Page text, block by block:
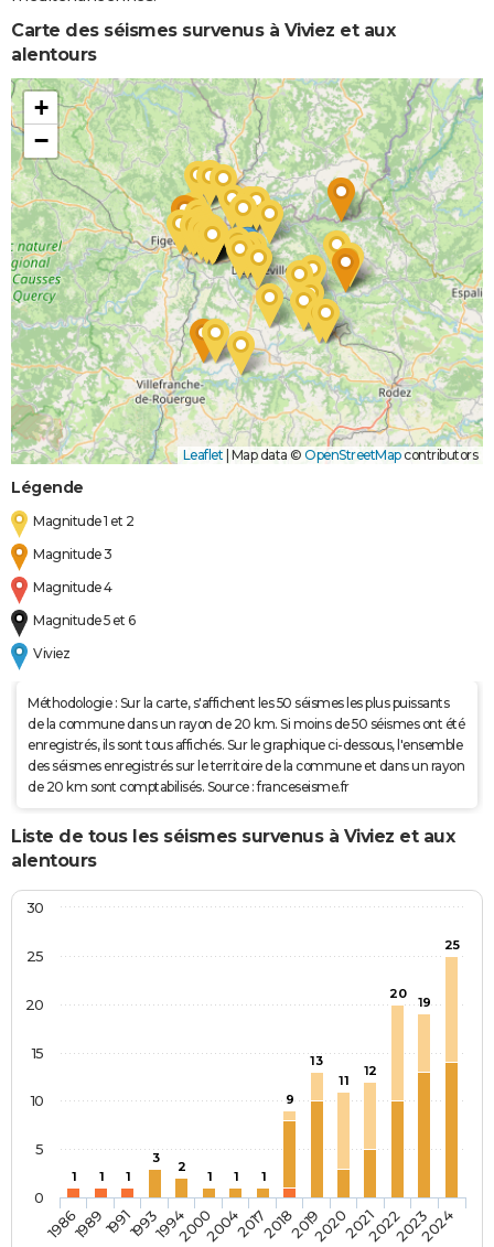
Carte des séismes survenus à Viviez et aux
alentours
+
−
Leaflet Map data © OpenStreetMapcontributors
Légende
Magnitude 1 et 2
Magnitude 3
Magnitude 4
Magnitude 5 et 6
Viviez
Méthodologie : Sur la carte, s'affichent les 50 séismes les plus puissants
de la commune dans un rayon de 20 km. Si moins de 50 séismes ont été
enregistrés, ils sont tous affichés. Sur le graphique ci-dessous, l'ensemble
des séismes enregistrés sur le territoire de la commune et dans un rayon
de 20 km sont comptabilisés. Source : franceseisme.fr
Liste de tous les séismes survenus à Viviez et aux
alentours
1 1 1
3
2
1 1 1
9
13
11
12
20
19
25
198619891991199319942000200420172018201920202021202220232024
0
5
10
15
20
25
30